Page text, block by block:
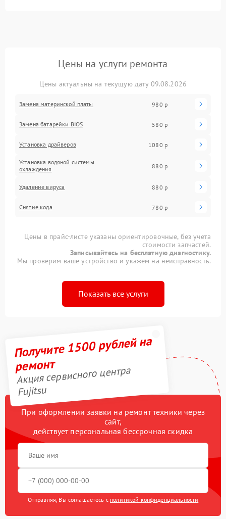
Цены на услуги ремонта
Цены актуальны на текущую дату 09.08.2026
Замена материнской платы 980 р
Замена батарейки BIOS 580 р
Установка драйверов 1080 р
Установка водяной системы
охлаждения
880 р
Удаление вируса 880 р
Снятие кода 780 р
Цены в прайс-листе указаны ориентировочные, без учета
стоимости запчастей.
Записывайтесь на бесплатную диагностику.
Мы проверим ваше устройство и укажем на неисправность.
Показать все услуги
Получите 1500 рублей на
ремонт
Акция сервисного центра
Fujitsu
При оформлении заявки на ремонт техники через
сайт,
действует персональная бессрочная скидка
Отправляя, Вы соглашаетесь с политикой конфиденциальности